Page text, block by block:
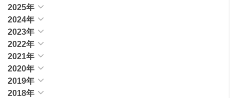
2025年
2024年
2023年
2022年
2021年
2020年
2019年
2018年